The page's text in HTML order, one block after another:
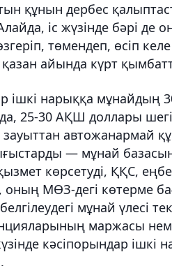
құнын дербес
іс жүзінде бәрі де
төмендеп, өсіп
қазан айында күрт
ішкі нарыққа мұнайдың
25-30 АҚШ доллары
автожанармай
— мұнай
көрсетуді, ҚҚС,
МӨЗ-дегі көтерме
мұнай үлесі
маржасы
кәсіпорындар ішкі